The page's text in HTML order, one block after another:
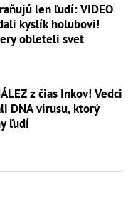
len ľudí: VIDEO
kyslík holubovi!
obleteli svet
z čias Inkov! Vedci
DNA vírusu, ktorý
ľudí